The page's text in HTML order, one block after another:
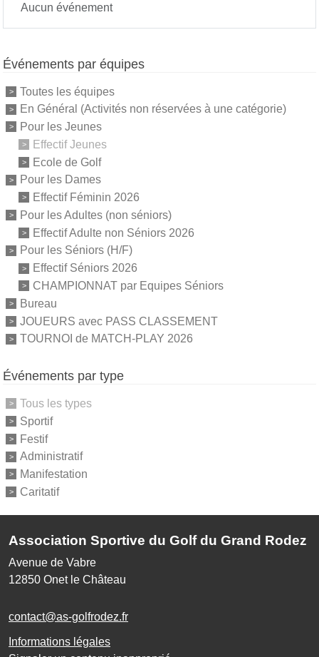
Aucun événement
Événements par équipes
Toutes les équipes
En Général (Activités non réservées à une catégorie)
Pour les Jeunes
Effectif Jeunes
Ecole de Golf
Pour les Dames
Effectif Féminin 2026
Pour les Adultes (non séniors)
Effectif Adulte non Séniors 2026
Pour les Séniors (H/F)
Effectif Séniors 2026
CHAMPIONNAT par Equipes Séniors
Bureau
JOUEURS avec PASS CLASSEMENT
TOURNOI de MATCH-PLAY 2026
Événements par type
Tous les types
Sportif
Festif
Administratif
Manifestation
Caritatif
Association Sportive du Golf du Grand Rodez
Avenue de Vabre
12850 Onet le Château
contact@as-golfrodez.fr
Informations légales